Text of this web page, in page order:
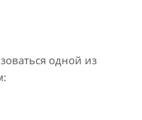
одной из